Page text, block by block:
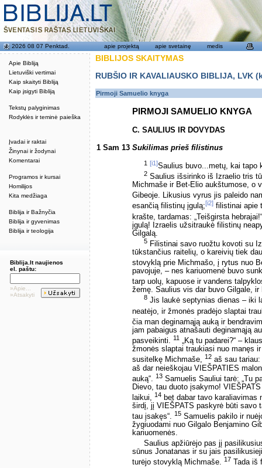
Apie Bibliją
Lietuviški vertimai
Kaip skaityti Bibliją
Kaip įsigyti Bibliją
Tekstų palyginimas
Rodyklės ir teminė paieška
Įvadai ir raktai
Žinynai ir žodynai
Komentarai
Programos ir kursai
Homilijos
Kita medžiaga
Biblija ir Bažnyčia
Biblija ir gyvenimas
Biblija ir teologija
2026 08 07 Penktad. apie projektą apie svetainę medis
Biblija.lt naujienos
el. paštu:
»Apie...
»Atsakyti
BIBLIJOS SKAITYMAS
RUBŠIO IR KAVALIAUSKO BIBLIJA,
Pirmoji Samuelio knyga
PIRMOJI SAMUELIO KNYGA
C. SAULIUS IR DOVYDAS
1 Sam 13 Sukilimas prieš filistinus
1 [i1]Saulius buvo...metų, kai tapo
2 Saulius išsirinko iš Izraelio tris
Michmaše ir Bet-Elio aukštumose, o
Gibeoje. Likusius vyrus jis paleido
esančią filistinų įgulą;[i2] filistinai apie
krašte, tardamas: „Teišgirsta hebrajai!“
įgulą! Izraelis užsitraukė filistinų
Gilgalą.
5 Filistinai savo ruožtu kovoti su
tūkstančius raitelių, o kareivių tiek
stovyklą prie Michmašo, į rytus nuo
pavojuje, – nes kariuomenė buvo
tarp uolų, kapuose ir vandens
žemę. Saulius vis dar buvo Gilgale,
8 Jis laukė septynias dienas – iki
neatėjo, ir žmonės pradėjo slaptai
čia man deginamąją auką ir
jam pabaigus atnašauti deginamąją
pasveikinti. 11 „Ką tu padarei?“ –
žmonės slaptai traukiasi nuo manęs
susitelkę Michmaše, 12 aš sau
aš dar neieškojau VIEŠPATIES
auką“.
13 Samuelis Sauliui tarė: „Tu
Dievo, tau duoto įsakymo!
laikui, 14 bet dabar tavo
širdį, jį VIEŠPATS paskyrė būti savo
tau įsakęs“. 15 Samuelis pakilo ir
žygiuodami nuo Gilgalo Benjamino
kariuomenės.
Saulius apžiūrėjo pas jį
sūnus Jonatanas ir su jais
turėjo stovyklą Michmaše. 17 Tada